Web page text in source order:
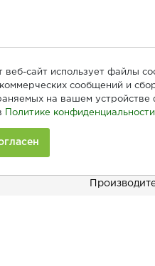
веб-сайт использует файлы
сообщений и
на вашем устройстве
Политике конфиденциальности